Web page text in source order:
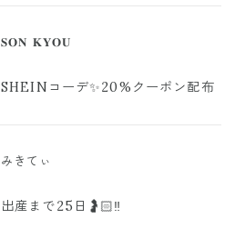
𝐒𝐎𝐍 𝐊𝐘𝐎𝐔
SHEINコーデ✨20%クーポン配布
みきてぃ
出産まで25日🤰🏻‼️